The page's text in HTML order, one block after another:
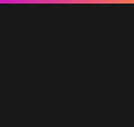
計，不管是時尚美感或是